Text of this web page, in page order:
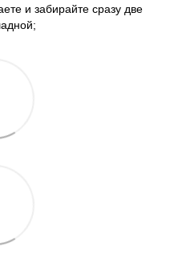
и забирайте сразу две